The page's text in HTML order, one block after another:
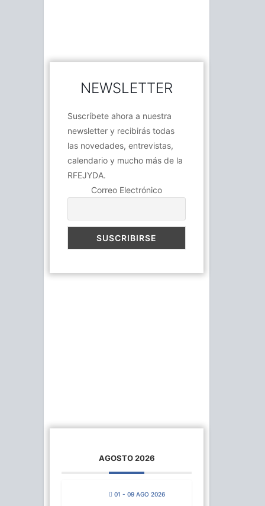
NEWSLETTER
Suscríbete ahora a nuestra
newsletter y recibirás todas
las novedades, entrevistas,
calendario y mucho más de la
RFEJYDA.
Correo Electrónico
AGOSTO 2026
01 - 09 AGO 2026